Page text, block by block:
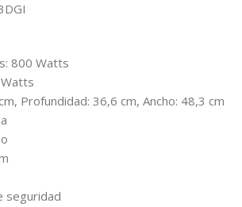
800 Watts
Profundidad: 36,6 cm, Ancho: 48,3 cm
seguridad